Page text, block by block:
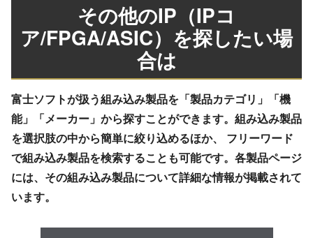
その他のIP（IPコ
ア/FPGA/ASIC）を探したい場
合は
富士ソフトが扱う組み込み製品を「製品カテゴリ」「機
能」「メーカー」から探すことができます。組み込み製品
を選択肢の中から簡単に絞り込めるほか、 フリーワード
で組み込み製品を検索することも可能です。各製品ページ
には、その組み込み製品について詳細な情報が掲載されて
います。